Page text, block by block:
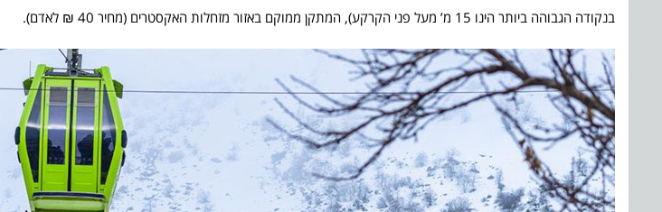
בנקודה הגבוהה ביותר הינו 15 מ’ מעל פני הקרקע), המתקן ממוקם באזור מזחלות האקסטרים (מחיר 40 ₪ לאדם).